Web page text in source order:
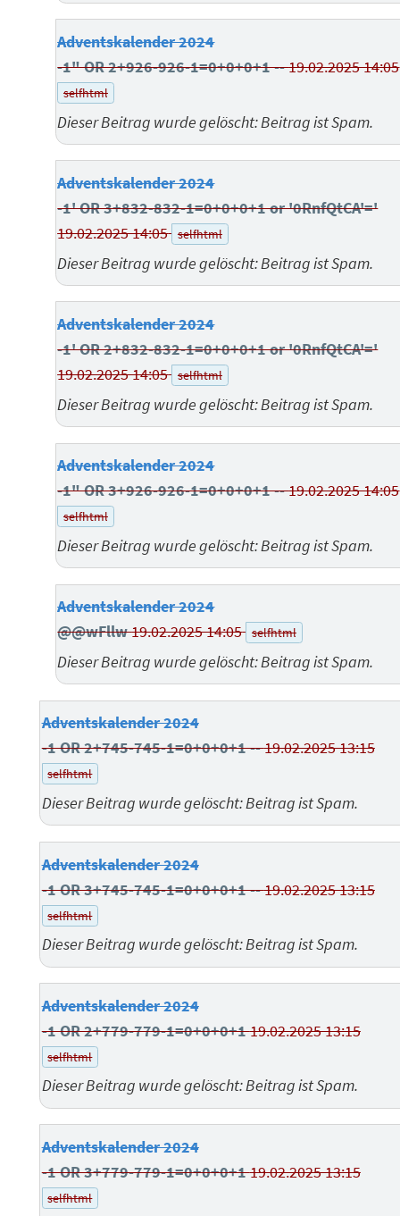
Adventskalender 2024
-1" OR 2+926-926-1=0+0+0+1 --19.02.2025 14:05
selfhtml
Dieser Beitrag wurde gelöscht: Beitrag ist Spam.
Adventskalender 2024
-1' OR 3+832-832-1=0+0+0+1 or '0RnfQtCA'='
19.02.2025 14:05 selfhtml
Dieser Beitrag wurde gelöscht: Beitrag ist Spam.
Adventskalender 2024
-1' OR 2+832-832-1=0+0+0+1 or '0RnfQtCA'='
19.02.2025 14:05 selfhtml
Dieser Beitrag wurde gelöscht: Beitrag ist Spam.
Adventskalender 2024
-1" OR 3+926-926-1=0+0+0+1 --19.02.2025 14:05
selfhtml
Dieser Beitrag wurde gelöscht: Beitrag ist Spam.
Adventskalender 2024
@@wFllw19.02.2025 14:05 selfhtml
Dieser Beitrag wurde gelöscht: Beitrag ist Spam.
Adventskalender 2024
-1 OR 2+745-745-1=0+0+0+1 --19.02.2025 13:15
selfhtml
Dieser Beitrag wurde gelöscht: Beitrag ist Spam.
Adventskalender 2024
-1 OR 3+745-745-1=0+0+0+1 --19.02.2025 13:15
selfhtml
Dieser Beitrag wurde gelöscht: Beitrag ist Spam.
Adventskalender 2024
-1 OR 2+779-779-1=0+0+0+119.02.2025 13:15
selfhtml
Dieser Beitrag wurde gelöscht: Beitrag ist Spam.
Adventskalender 2024
-1 OR 3+779-779-1=0+0+0+119.02.2025 13:15
selfhtml